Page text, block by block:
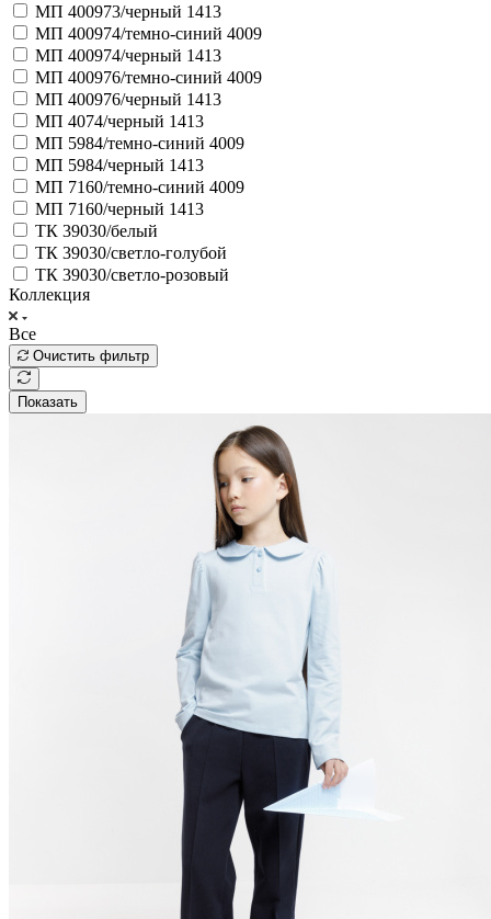
МП 400973/черный 1413
МП 400974/темно-синий 4009
МП 400974/черный 1413
МП 400976/темно-синий 4009
МП 400976/черный 1413
МП 4074/черный 1413
МП 5984/темно-синий 4009
МП 5984/черный 1413
МП 7160/темно-синий 4009
МП 7160/черный 1413
ТК 39030/белый
ТК 39030/светло-голубой
ТК 39030/светло-розовый
Коллекция
Все
Очистить фильтр
Показать